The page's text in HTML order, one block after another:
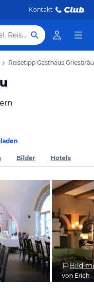
Kontakt
Hotel, Reiseziel
Reisetipp Gasthaus Griesbräu
Bilder Hotels
Bild
von Erich